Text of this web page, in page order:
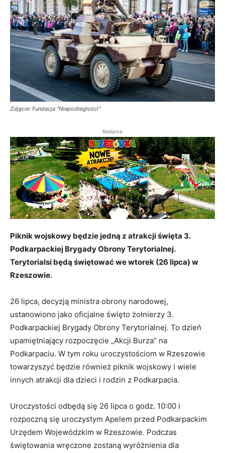
Zdjęcie: Fundacja "Niepodległości"
Reklama
Piknik wojskowy będzie jedną z atrakcji święta 3.
Podkarpackiej Brygady Obrony Terytorialnej.
Terytorialsi będą świętować we wtorek (26 lipca) w
Rzeszowie.
26 lipca, decyzją ministra obrony narodowej,
ustanowiono jako oficjalne święto żołnierzy 3.
Podkarpackiej Brygady Obrony Terytorialnej. To dzień
upamiętniający rozpoczęcie „Akcji Burza” na
Podkarpaciu. W tym roku uroczystościom w Rzeszowie
towarzyszyć będzie również piknik wojskowy i wiele
innych atrakcji dla dzieci i rodzin z Podkarpacia.
Uroczystości odbędą się 26 lipca o godz. 10:00 i
rozpoczną się uroczystym Apelem przed Podkarpackim
Urzędem Wojewódzkim w Rzeszowie. Podczas
świętowania wręczone zostaną wyróżnienia dla